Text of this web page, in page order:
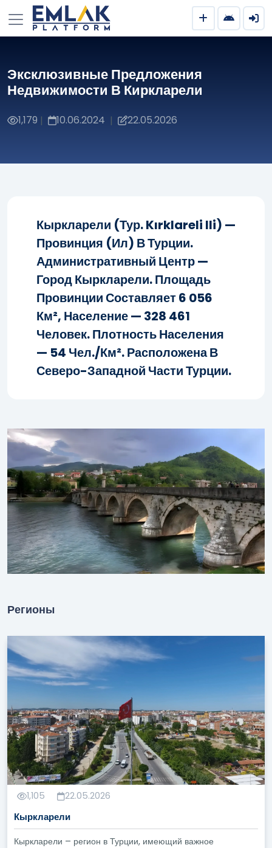
Эксклюзивные Предложения
Недвижимости В Киркларели
1,179 | 10.06.2024 | 22.05.2026
Кыркларели (тур. Kırklareli Ili) —
Провинция (ил) В Турции.
Административный Центр —
Город Кыркларели. Площадь
Провинции Составляет 6 056
Км², Население — 328 461
Человек. Плотность Населения
— 54 Чел./км². Расположена В
Северо-Западной Части Турции.
Регионы
1,105 22.05.2026
Кыркларели
Кыркларели – регион в Турции, имеющий важное